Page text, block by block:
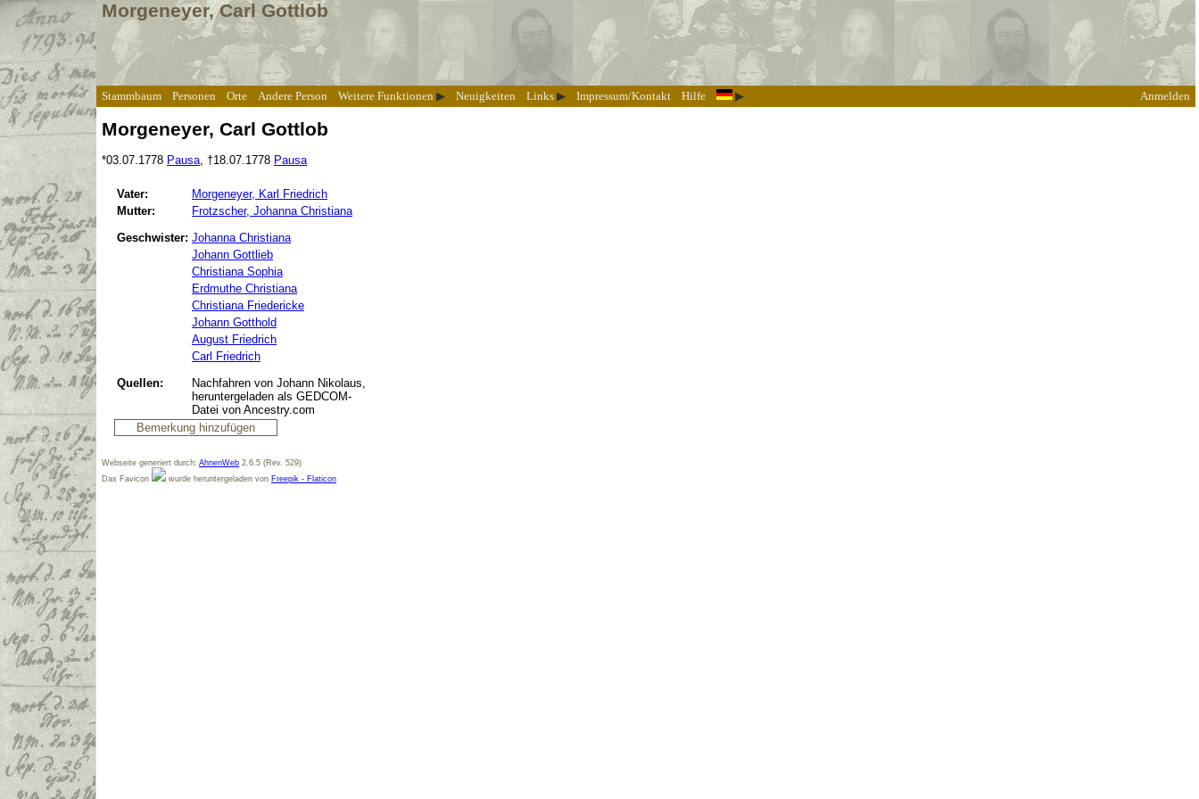
Morgeneyer, Carl Gottlob
Stammbaum Personen Orte Andere Person Weitere Funktionen Neuigkeiten Links Impressum/Kontakt Hilfe Anmelden
Morgeneyer, Carl Gottlob
*03.07.1778 Pausa †18.07.1778 Pausa
Vater:
Morgeneyer, Karl Friedrich
Mutter:
Frotzscher, Johanna Christiana
Geschwister: Johanna Christiana
Johann Gottlieb
Christiana Sophia
Erdmuthe Christiana
Christiana Friedericke
Johann Gotthold
August Friedrich
Carl Friedrich
Quellen:
Nachfahren von Johann Nikolaus,
heruntergeladen als GEDCOM-
Datei von Ancestry.com
Webseite generiert durch: AhnenWeb 2.6.5 (Rev. 529)
Das Favicon
wurde heruntergeladen von Freepik - Flaticon